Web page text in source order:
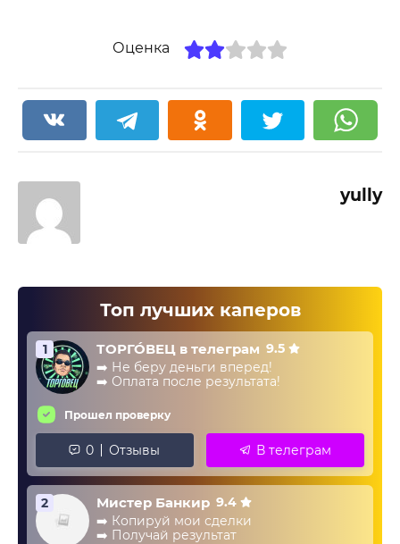
Оценка
yully
Топ лучших каперов
1 ТОРГО́ВЕЦ в телеграм 9.5
➡️ Не беру деньги вперед!
➡️ Оплата после результата!
Прошел проверку
0 Отзывы В телеграм
2 Мистер Банкир 9.4
➡️ Копируй мои сделки
➡️ Получай результат